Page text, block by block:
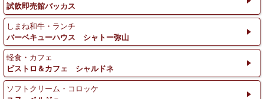
試飲即売館バッカス
しまね和牛・ランチ
バーベキューハウス シャトー弥山
軽食・カフェ
ビストロ＆カフェ シャルドネ
ソフトクリーム・コロッケ